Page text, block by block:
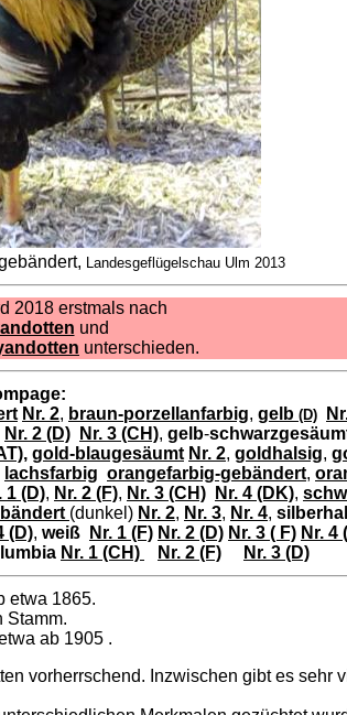
Landesgeflügelschau Ulm 2013
2018 erstmals nach
und
unterschieden.
Nr. 2, braun-porzellanfarbig, gelb (D)
Nr. 2 (D) Nr. 3 (CH), gelb-
, gold-blaugesäumt Nr. 2, goldhalsig,
lachsfarbig orangefarbig-gebändert,
1 (D), Nr. 2 (F), Nr. 3 (CH) Nr. 4 (DK),
(dunkel) Nr. 2, Nr. 3, Nr. 4,
(D), weiß Nr. 1 (F) Nr. 2 (D) Nr. 3 ( F) Nr. 4
Nr. 1 (CH) Nr. 2 (F) Nr. 3 (D)
etwa 1865.
Stamm.
ab 1905 .
vorherrschend. Inzwischen gibt es sehr